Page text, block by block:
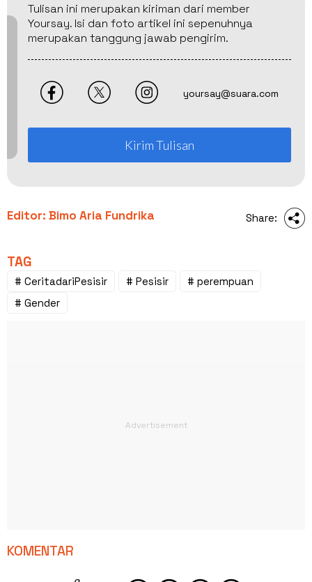
Tulisan ini merupakan kiriman dari member
Yoursay. Isi dan foto artikel ini sepenuhnya
merupakan tanggung jawab pengirim.
yoursay@suara.com
Kirim Tulisan
Editor: Bimo Aria Fundrika Share:
TAG
# CeritadariPesisir # Pesisir
# perempuan
# Gender
KOMENTAR